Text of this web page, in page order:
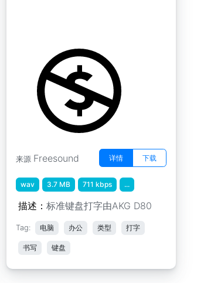
来源 Freesound 详情 下载
wav 3.7 MB 711 kbps ...
描述： 标准键盘打字由AKG D80
Tag: 电脑 办公 类型 打字
书写 键盘